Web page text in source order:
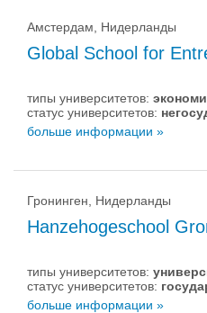
Амстердам, Нидерланды
Global School for
типы университетов:
статус университетов:
больше информации »
Гронинген, Нидерланды
Hanzehogeschool
типы университетов:
статус университетов:
больше информации »